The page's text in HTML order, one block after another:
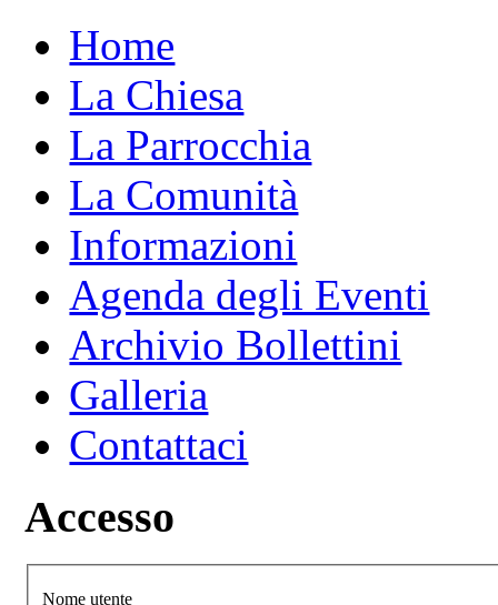
Home
La Chiesa
La Parrocchia
La Comunità
Informazioni
Agenda degli Eventi
Archivio Bollettini
Galleria
Contattaci
Accesso
Nome utente